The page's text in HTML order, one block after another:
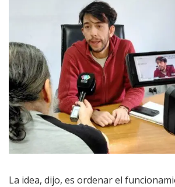
La idea, dijo, es ordenar el